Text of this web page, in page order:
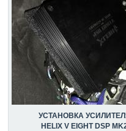
УСТАНОВКА
HELIX V EIGHT DSP